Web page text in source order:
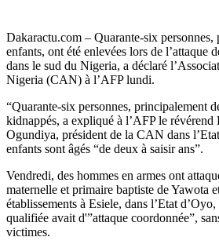
Dakaractu.com – Quarante-six personnes,
enfants, ont été enlevées lors de l’attaque
dans le sud du Nigeria, a déclaré
Nigeria (CAN) à l’AFP lundi.
“Quarante-six personnes, principalement
kidnappés, a expliqué à l’AFP le
Ogundiya, président de la CAN dans
enfants sont âgés “de deux à saisir ans”.
Vendredi, des hommes en armes ont
maternelle et primaire baptiste de Yawota
établissements à Esiele, dans l’Etat
qualifiée avait d'”attaque coordonnée”,
victimes.